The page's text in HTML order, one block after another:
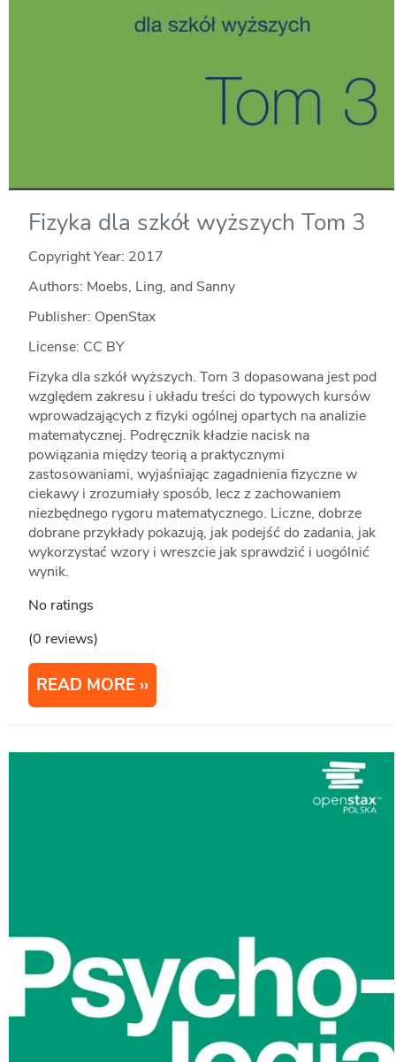
Fizyka dla szkół wyższych Tom 3
Copyright Year: 2017
Authors: Moebs, Ling, and Sanny
Publisher: OpenStax
License: CC BY
Fizyka dla szkół wyższych. Tom 3 dopasowana jest pod
względem zakresu i układu treści do typowych kursów
wprowadzających z fizyki ogólnej opartych na analizie
matematycznej. Podręcznik kładzie nacisk na
powiązania między teorią a praktycznymi
zastosowaniami, wyjaśniając zagadnienia fizyczne w
ciekawy i zrozumiały sposób, lecz z zachowaniem
niezbędnego rygoru matematycznego. Liczne, dobrze
dobrane przykłady pokazują, jak podejść do zadania, jak
wykorzystać wzory i wreszcie jak sprawdzić i uogólnić
wynik.
No ratings
(0 reviews)
READ MORE